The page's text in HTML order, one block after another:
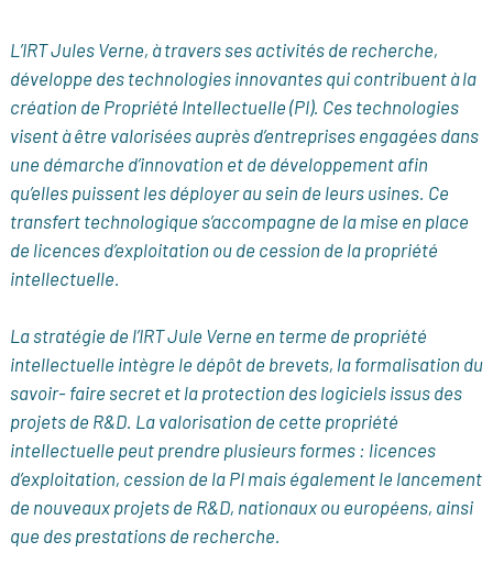
L’IRT Jules Verne, à travers ses activités de recherche,
développe des technologies innovantes qui contribuent à la
création de Propriété Intellectuelle (PI). Ces technologies
visent à être valorisées auprès d’entreprises engagées dans
une démarche d’innovation et de développement afin
qu’elles puissent les déployer au sein de leurs usines. Ce
transfert technologique s’accompagne de la mise en place
de licences d’exploitation ou de cession de la propriété
intellectuelle.
La stratégie de l’IRT Jule Verne en terme de propriété
intellectuelle intègre le dépôt de brevets, la formalisation du
savoir- faire secret et la protection des logiciels issus des
projets de R&D. La valorisation de cette propriété
intellectuelle peut prendre plusieurs formes : licences
d’exploitation, cession de la PI mais également le lancement
de nouveaux projets de R&D, nationaux ou européens, ainsi
que des prestations de recherche.